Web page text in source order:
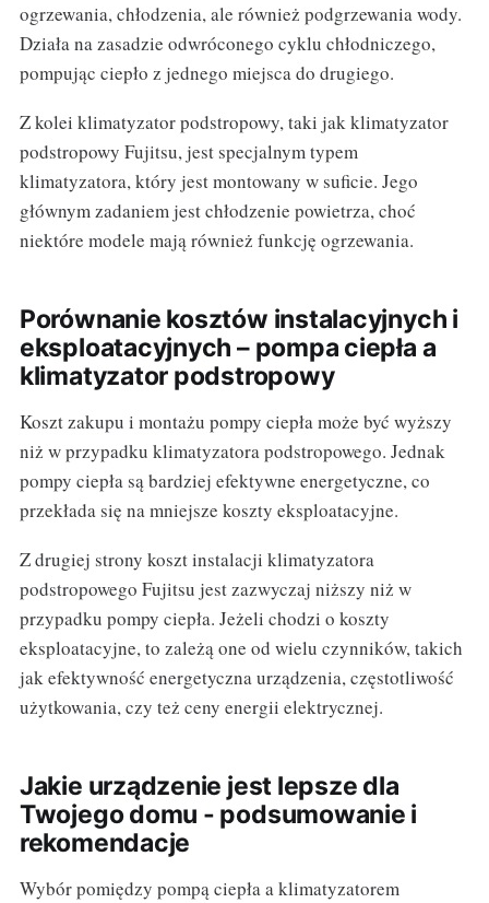
ogrzewania, chłodzenia, ale również podgrzewania wody.
Działa na zasadzie odwróconego cyklu chłodniczego,
pompując ciepło z jednego miejsca do drugiego.
Z kolei klimatyzator podstropowy, taki jak klimatyzator
podstropowy Fujitsu, jest specjalnym typem
klimatyzatora, który jest montowany w suficie. Jego
głównym zadaniem jest chłodzenie powietrza, choć
niektóre modele mają również funkcję ogrzewania.
Porównanie kosztów instalacyjnych i
eksploatacyjnych – pompa ciepła a
klimatyzator podstropowy
Koszt zakupu i montażu pompy ciepła może być wyższy
niż w przypadku klimatyzatora podstropowego. Jednak
pompy ciepła są bardziej efektywne energetyczne, co
przekłada się na mniejsze koszty eksploatacyjne.
Z drugiej strony koszt instalacji klimatyzatora
podstropowego Fujitsu jest zazwyczaj niższy niż w
przypadku pompy ciepła. Jeżeli chodzi o koszty
eksploatacyjne, to zależą one od wielu czynników, takich
jak efektywność energetyczna urządzenia, częstotliwość
użytkowania, czy też ceny energii elektrycznej.
Jakie urządzenie jest lepsze dla
Twojego domu - podsumowanie i
rekomendacje
Wybór pomiędzy pompą ciepła a klimatyzatorem